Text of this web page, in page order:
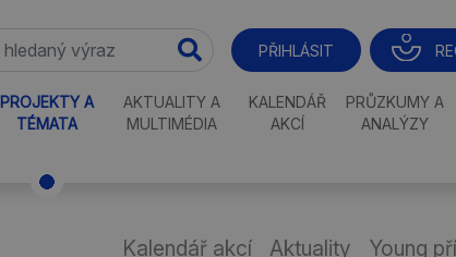
PŘIHLÁSIT
PROJEKTY A
TÉMATA
AKTUALITY A
MULTIMÉDIA
KALENDÁŘ
AKCÍ
PRŮZKUMY A
ANALÝZY
Kalendář akcí Aktuality Young